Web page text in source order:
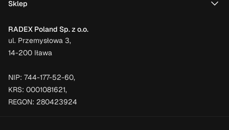
koniecznie zdecyduj się na drzwi z drewnopodobną
klasyczny wygląd, a jednocześnie odznacza się sporą
odpornością na promienie UV. Do tego jest bardzo
wytrzymała, więc nie musisz obawiać się odprysków,
zadbaliśmy o to, żeby każdy model był przystosowany do
wieloletniego wykorzystywania i idealnie nadawał się jako
Sklep
RADEX Poland Sp. z o.o.
ul. Przemysłowa 3,
14-200 Iława
NIP: 744-177-52-60,
KRS: 0001081621,
REGON: 280423924